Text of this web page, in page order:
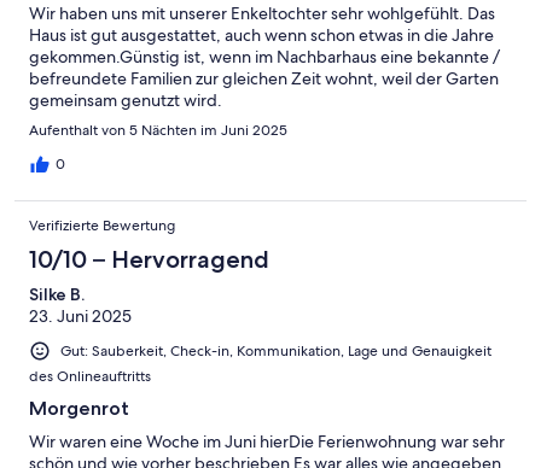
Wir haben uns mit unserer Enkeltochter sehr wohlgefühlt. Das
Haus ist gut ausgestattet, auch wenn schon etwas in die Jahre
gekommen.Günstig ist, wenn im Nachbarhaus eine bekannte /
befreundete Familien zur gleichen Zeit wohnt, weil der Garten
gemeinsam genutzt wird.
Aufenthalt von 5 Nächten im Juni 2025
0
Verifizierte Bewertung
10/10 – Hervorragend
Silke B.
23. Juni 2025
Gut: Sauberkeit, Check-in, Kommunikation, Lage und Genauigkeit
des Onlineauftritts
Morgenrot
Wir waren eine Woche im Juni hierDie Ferienwohnung war sehr
schön und wie vorher beschrieben Es war alles wie angegeben